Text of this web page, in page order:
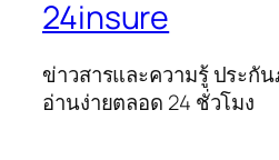
24insure
ข่าวสารและความรู้ ประกั
อ่านง่ายตลอด 24 ชั่วโมง